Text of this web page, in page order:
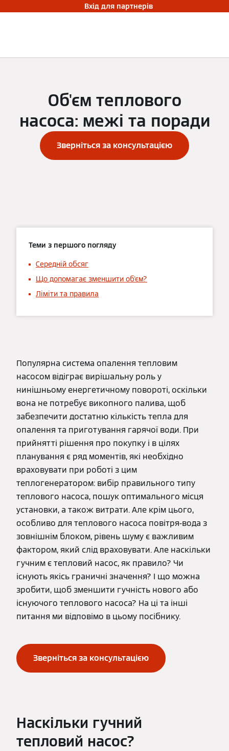
Вхід для партнерів
Об'єм теплового
насоса: межі та поради
Зверніться за консультацією
Теми з першого погляду
Середній обсяг
Що допомагає зменшити об'єм?
Ліміти та правила
Популярна система опалення тепловим
насосом відіграє вирішальну роль у
нинішньому енергетичному повороті, оскільки
вона не потребує викопного палива, щоб
забезпечити достатню кількість тепла для
опалення та приготування гарячої води. При
прийнятті рішення про покупку і в цілях
планування є ряд моментів, які необхідно
враховувати при роботі з цим
теплогенератором: вибір правильного типу
теплового насоса, пошук оптимального місця
установки, а також витрати. Але крім цього,
особливо для теплового насоса повітря-вода з
зовнішнім блоком, рівень шуму є важливим
фактором, який слід враховувати. Але наскільки
гучним є тепловий насос, як правило? Чи
існують якісь граничні значення? І що можна
зробити, щоб зменшити гучність нового або
існуючого теплового насоса? На ці та інші
питання ми відповімо в цьому посібнику.
Зверніться за консультацією
Наскільки гучний
тепловий насос?